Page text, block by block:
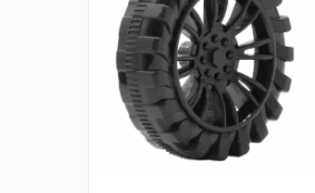
★★★★